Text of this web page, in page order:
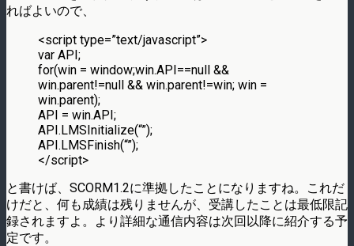
ればよいので、
<script type=”text/javascript”>
var API;
for(win = window;win.API==null &&
win.parent!=null && win.parent!=win; win =
win.parent);
API = win.API;
API.LMSInitialize(“”);
API.LMSFinish(“”);
</script>
と書けば、SCORM1.2に準拠したことになりますね。これだ
けだと、何も成績は残りませんが、受講したことは最低限記
録されますよ。より詳細な通信内容は次回以降に紹介する予
定です。